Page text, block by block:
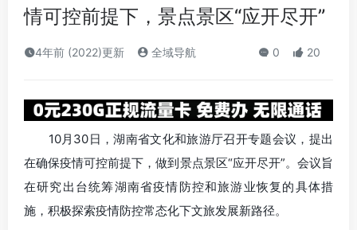
情可控前提下，景点景区“应开尽开”
4年前 (2022)更新 全域导航 0 20
10月30日，湖南省文化和旅游厅召开专题会议，提出
在确保疫情可控前提下，做到景点景区“应开尽开”。会议旨
在研究出台统筹湖南省疫情防控和旅游业恢复的具体措
施，积极探索疫情防控常态化下文旅发展新路径。